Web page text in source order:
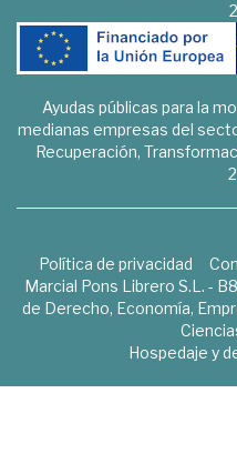
Ayudas públicas para la
medianas empresas del
Recuperación,
Política de privacidad
Marcial Pons Librero S.L. -
de Derecho, Economía,
Hospedaje y